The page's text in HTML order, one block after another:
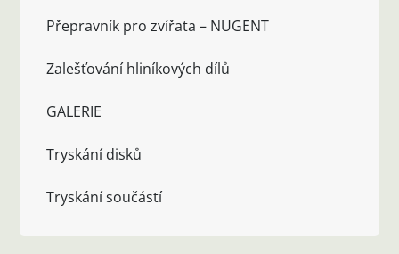
Přepravník pro zvířata – NUGENT
Zalešťování hliníkových dílů
GALERIE
Tryskání disků
Tryskání součástí